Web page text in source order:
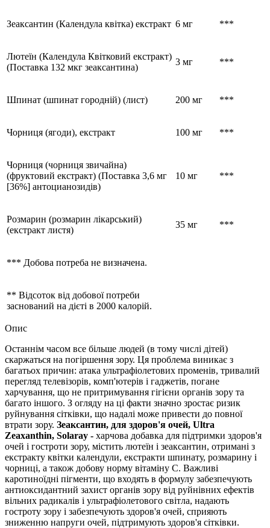
Зеаксантин (Календула квітка) екстракт 6 мг ***
Лютеїн (Календула Квітковий екстракт)
(Поставка 132 мкг зеаксантина)
3 мг ***
Шпинат (шпинат городній) (лист) 200 мг ***
Чорниця (ягоди), екстракт 100 мг ***
Чорниця (чорниця звичайна)
(фруктовий екстракт) (Поставка 3,6 мг
[36%] антоцианозидів)
10 мг ***
Розмарин (розмарин лікарський)
(екстракт листя)
35 мг ***
*** Добова потреба не визначена.
** Відсоток від добової потреби
заснований на дієті в 2000 калорій.
Опис
Останнім часом все більше людей (в тому числі дітей)
скаржаться на погіршення зору. Ця проблема виникає з
багатьох причин: атака ультрафіолетових променів, тривалий
перегляд телевізорів, комп'ютерів і гаджетів, погане
харчування, що не притримування гігієни органів зору та
багато іншого. З огляду на ці факти значно зростає ризик
руйнування сітківки, що надалі може привести до повної
втрати зору. Зеаксантин, для здоров'я очей, Ultra
Zeaxanthin, Solaray - харчова добавка для підтримки здоров'я
очей і гостроти зору, містить лютеїн і зеаксантин, отримані з
екстракту квітки календули, екстракти шпинату, розмарину і
чорниці, а також добову норму вітаміну С. Важливі
каротиноїдні пігменти, що входять в формулу забезпечують
антиоксидантний захист органів зору від руйнівних ефектів
вільних радикалів і ультрафіолетового світла, надають
гостроту зору і забезпечують здоров'я очей, сприяють
зниженню напруги очей, підтримують здоров'я сітківки.